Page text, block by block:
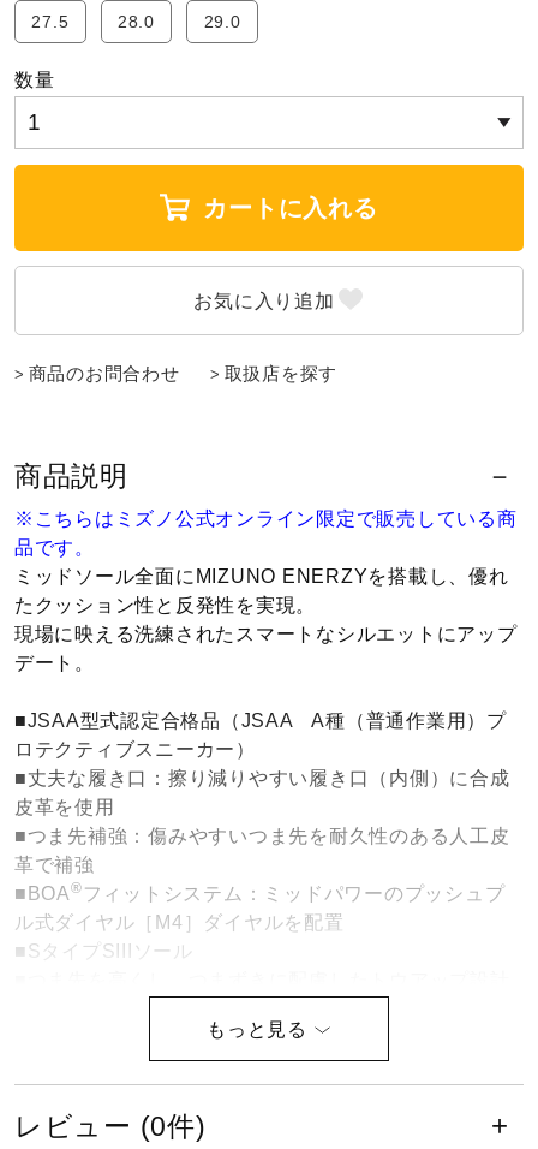
ワーキング
ライフスタイルグッズ
寝具／ミズノスリープ
アウトドア／レイン
健康／エクササイズ
ジュニア／キッズ
メディカル
コラボ／ライセンス
27.5 28.0 29.0
数量
カートに入れる
商品のお問合わせ 取扱店を探す
商品説明
※こちらはミズノ公式オンライン限定で販売している商
品です。
ミッドソール全面にMIZUNO ENERZYを搭載し、優れ
たクッション性と反発性を実現。
現場に映える洗練されたスマートなシルエットにアップ
デート。
■JSAA型式認定合格品（JSAA A種（普通作業用）プ
ロテクティブスニーカー）
■丈夫な履き口：擦り減りやすい履き口（内側）に合成
皮革を使用
■つま先補強：傷みやすいつま先を耐久性のある人工皮
革で補強
■BOA® フィットシステム：ミッドパワーのプッシュプ
ル式ダイヤル［M4］ダイヤルを配置
■SタイプSIIIソール
■耐燃料油性：油による劣化がしにくいラバーソール
まで擦り減ったら買い替えの目安（2ヶ所あり）
レビュー (0件)